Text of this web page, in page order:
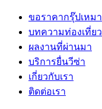
ขอราคากรุ๊ปเหมา
บทความท่องเที่ยว
ผลงานที่ผ่านมา
บริการยื่นวีซ่า
เกี่ยวกับเรา
ติดต่อเรา